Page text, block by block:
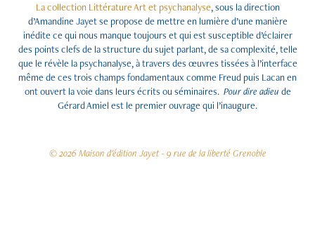
La collection Littérature Art et psychanalyse, sous la direction
d’Amandine Jayet se propose de mettre en lumière d’une manière
inédite ce qui nous manque toujours et qui est susceptible d’éclairer
des points clefs de la structure du sujet parlant, de sa complexité, telle
que le révèle la psychanalyse, à travers des œuvres tissées à l’interface
même de ces trois champs fondamentaux comme Freud puis Lacan en
ont ouvert la voie dans leurs écrits ou séminaires. Pour dire adieu de
Gérard Amiel est le premier ouvrage qui l’inaugure.
© 2026 Maison d'édition Jayet - 9 rue de la liberté Grenoble